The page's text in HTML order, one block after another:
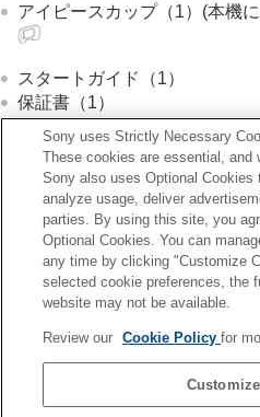
アイピースカップ（1）(本機
スタートガイド（1）
保証書（1）
国や地域によって付属品が異な
細はスタートガイドでご確認く
入れについて
Sony uses Strictly Necessary
These cookies are essential, and
Sony also uses Optional
analyze usage, deliver
parties. By using this site, you
Optional Cookies. You can
any time by clicking "Customize
selected cookie preferences, the
website may not be available.
Review our Cookie Policyfor